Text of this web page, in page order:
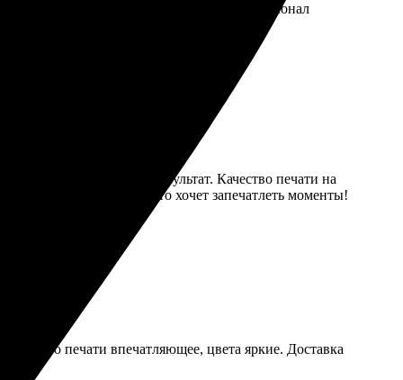
в срок, качество печати отличное! Персонал
два дня получила результат. Качество печати на
Рекомендую всем, кто хочет запечатлеть моменты!
печати впечатляющее, цвета яркие. Доставка